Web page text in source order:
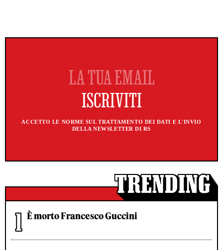
ACCETTO LE NORME SUL TRATTAMENTO DEI DATI E L'INVIO
DELLA NEWSLETTER DI RS
È morto Francesco Guccini